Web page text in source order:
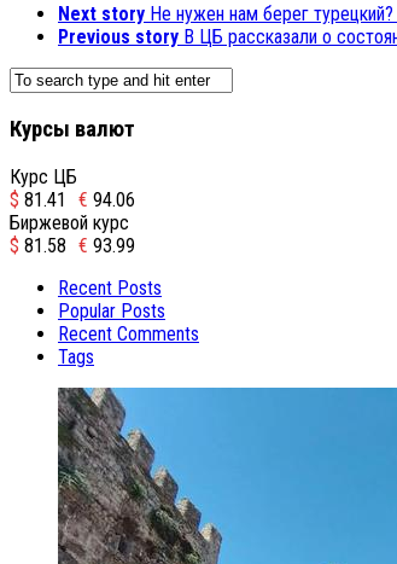
Next story Не нужен нам берег
Previous story В ЦБ рассказали о
Курсы валют
Курс ЦБ
$ 81.41 € 94.06
Биржевой курс
$ 81.58 € 93.99
Recent Posts
Popular Posts
Recent Comments
Tags